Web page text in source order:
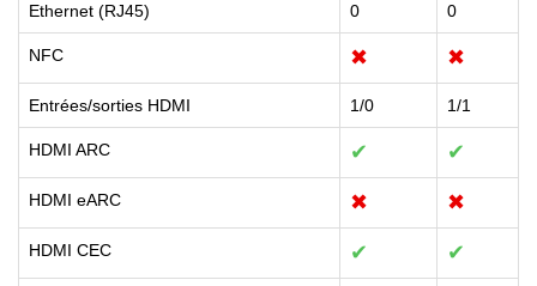
Ethernet (RJ45) 0 0
NFC ✖ ✖
Entrées/sorties HDMI 1/0 1/1
HDMI ARC ✔ ✔
HDMI eARC ✖ ✖
HDMI CEC ✔ ✔